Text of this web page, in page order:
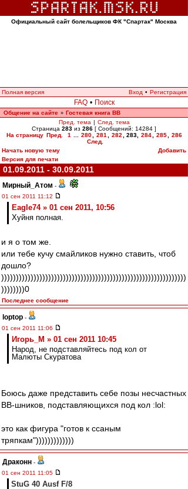
Официальный сайт болельщиков ФК "Спартак" Москва
Полная версия Вход • Регистрация
FAQ • Поиск
Общение на сайте » Гостевая книга ВВ
Пред. тема | След. тема
Страница 283 из 286 [ Сообщений: 14284 ]
На страницу Пред. 1 280 281 282 283, 284 285
286
След.
Начать новую тему
Добавить
Версия для печати
01.09.2011 - 30.09.2011
Мирный_Атом -
01 сен 2011 11:12
Eagle74 » 01 сен 2011, 10:56
Хуйня полная.
и я о том же.
или тебе кучу смайликов нужно ставить, чтоб
дошло?
)))))))))))))))))))))))))))))))))))))))))))))))))))))))))))))))
))))))))0
Последнее сообщение
loptop -
01 сен 2011 11:06
Игорь_М » 01 сен 2011 10:45
Народ, не подставляйтесь под кол от
Малюты Скуратова
Боюсь даже представить себе позы несчастных
ВВ-шников, подставляющихся под кол :lol:
это как фигура "готов к ссаным
тряпкам")))))))))))))
Драконн -
01 сен 2011 11:05
StuG 40 Ausf F/8